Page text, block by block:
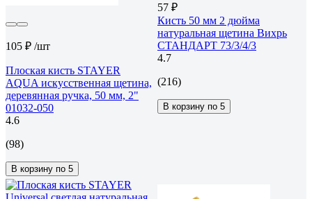
105 ₽ /шт
Плоская кисть STAYER
AQUA искусственная щетина,
деревянная ручка, 50 мм, 2"
01032-050
4.6
(98)
В корзину по 5
57 ₽
Кисть 50 мм 2 дюйма
натуральная щетина Вихрь
СТАНДАРТ 73/3/4/3
4.7
(216)
В корзину по 5